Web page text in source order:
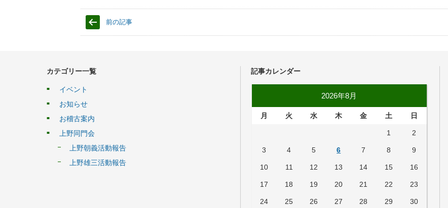
前の記事
カテゴリー一覧
イベント
お知らせ
お稽古案内
上野同門会
上野朝義活動報告
上野雄三活動報告
記事カレンダー
2026年8月
月 火 水 木 金 土 日
1 2
3 4 5 6 7 8 9
10 11 12 13 14 15 16
17 18 19 20 21 22 23
24 25 26 27 28 29 30